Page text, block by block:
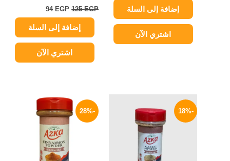
إضافة إلى السلة
اشتري الآن
125EGP
94 EGP
إضافة إلى السلة
اشتري الآن
-18%
الأصلي
هو:
120 EGP.
الحالي
هو:
99 EGP.
-28%
السعر
هو:
90 EGP.
السعر
هو:
65 EGP.